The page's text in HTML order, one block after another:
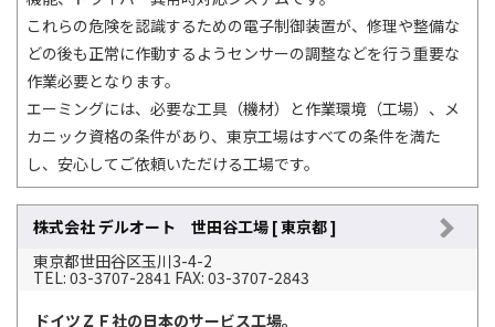
これらの危険を認識するための電子制御装置が、修理や整備な
どの後も正常に作動するようセンサーの調整などを行う重要な
作業必要となります。
エーミングには、必要な工具（機材）と作業環境（工場）、メ
カニック資格の条件があり、東京工場はすべての条件を満た
し、安心してご依頼いただける工場です。
株式会社 デルオート 世田谷工場 [ 東京都 ]
東京都世田谷区玉川3-4-2
TEL: 03-3707-2841 FAX: 03-3707-2843
ドイツＺＦ社の日本のサービス工場。